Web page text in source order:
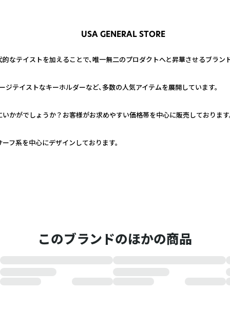
USA GENERAL STORE
なテイストを加えることで、唯一無二のプロダクトへと昇華させるブラン
テイストなキーホルダーなど、多数の人気アイテムを展開しています。
かがでしょうか？お客様がお求めやすい価格帯を中心に販売しております
フ系を中心にデザインしております。
このブランドのほかの商品